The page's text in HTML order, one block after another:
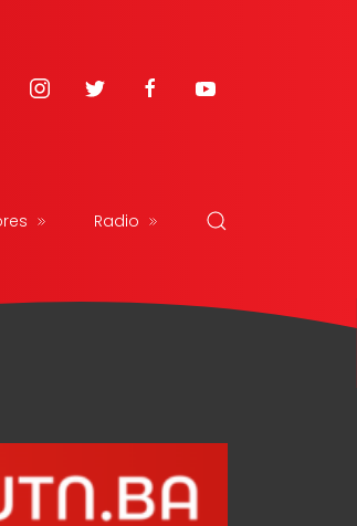
Radio